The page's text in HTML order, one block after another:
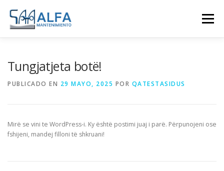
Menú
Tungjatjeta botë!
PUBLICADO EN 29 MAYO, 2025 POR QATESTASIDUS
Mirë se vini te WordPress-i. Ky është postimi juaj i parë. Përpunojeni ose
fshijeni, mandej filloni të shkruani!